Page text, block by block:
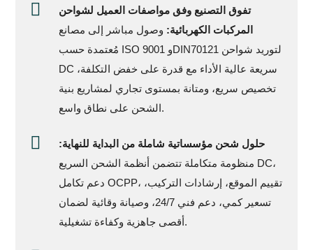
تفوق التصنيع وفق مواصفات العميل لشواحن
المركبات الكهربائية: وصول مباشر إلى مصانع
مُعتمدة حسب ISO 9001 وDIN70121 لتوريد شواحن
DC سريعة عالية الأداء مع قدرة على خفض التكلفة،
تخصيص سريع، ومتانة بمستوى تجاري لمشاريع بنية
الشحن على نطاق واسع.
حلول شحن مؤسساتية شاملة من البداية للنهاية:
منظومة متكاملة تتضمن أنظمة الشحن السريع DC،
دعم تكامل OCPP، تقييم الموقع، إرشادات التركيب،
تسعير كمي، دعم فني 24/7، وصيانة وقائية لضمان
أقصى جاهزية وكفاءة تشغيلية.